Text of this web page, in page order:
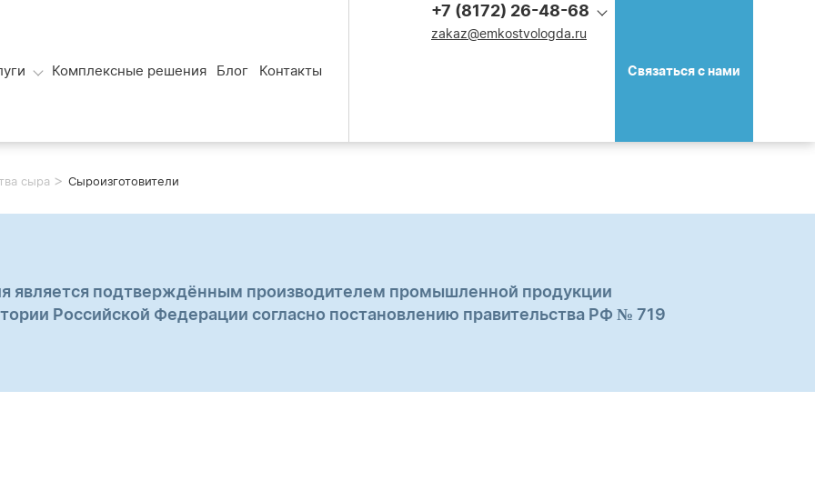
Комплексные решения Блог Контакты
+7 (8172) 26-48-68
zakaz@emkostvologda.ru
Связаться с нами
сыра > Сыроизготовители
является подтверждённым производителем промышленной продукции
Российской Федерации согласно постановлению правительства РФ № 719